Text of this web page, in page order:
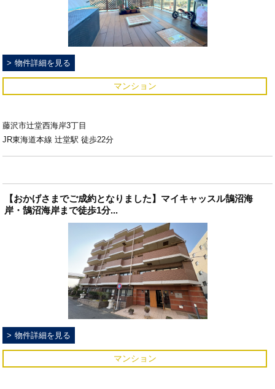
物件詳細を見る
マンション
藤沢市辻堂西海岸3丁目
JR東海道本線 辻堂駅 徒歩22分
【おかげさまでご成約となりました】マイキャッスル鵠沼海
岸・鵠沼海岸まで徒歩1分...
物件詳細を見る
マンション